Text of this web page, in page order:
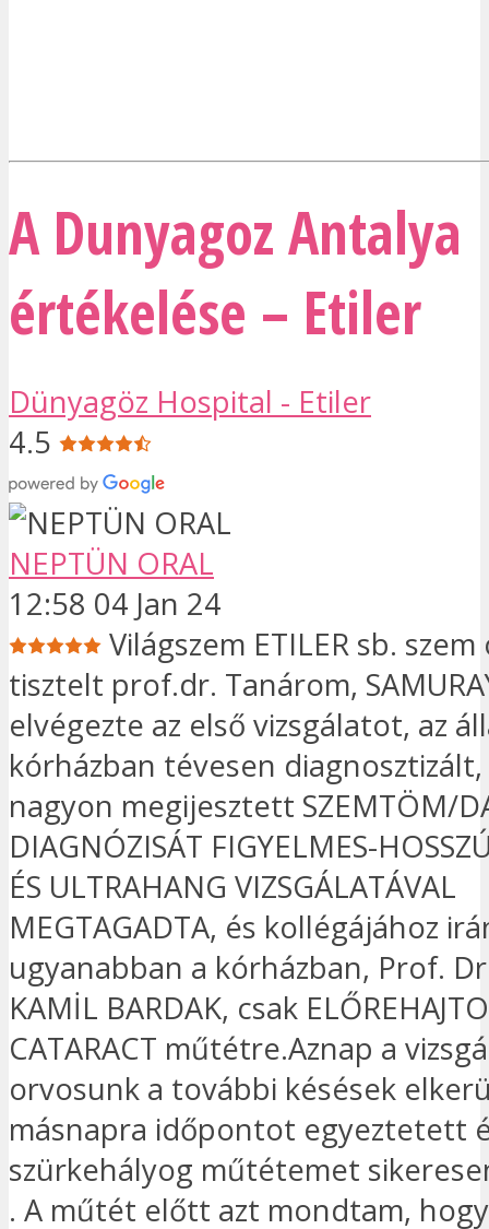
A Dunyagoz Antalya
értékelése – Etiler
Dünyagöz Hospital - Etiler
4.5
NEPTÜN ORAL
12:58 04 Jan 24
Világszem ETILER sb.
tisztelt prof.dr. Tanárom,
elvégezte az első vizsgálatot, az
kórházban tévesen
nagyon megijesztett SZEMTÖM/
DIAGNÓZISÁT FIGYELMES-
ÉS ULTRAHANG VIZSGÁLATÁVAL
MEGTAGADTA, és kollégájához
ugyanabban a kórházban, Prof.
KAMİL BARDAK, csak
CATARACT műtétre.Aznap a
orvosunk a további késések
másnapra időpontot egyeztetett
szürkehályog műtétemet
. A műtét előtt azt mondtam,